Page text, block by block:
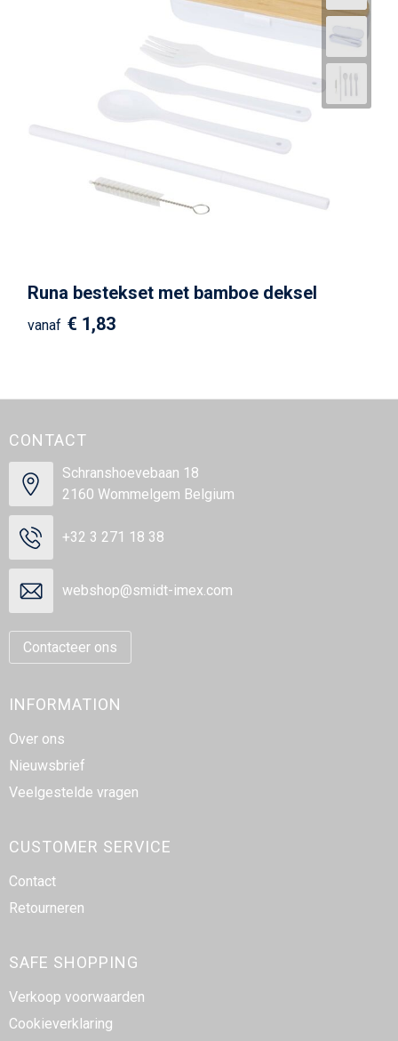
Runa bestekset met bamboe deksel
vanaf € 1,83
CONTACT
Schranshoevebaan 18
2160 Wommelgem Belgium
+32 3 271 18 38
webshop@smidt-imex.com
Contacteer ons
INFORMATION
Over ons
Nieuwsbrief
Veelgestelde vragen
CUSTOMER SERVICE
Contact
Retourneren
SAFE SHOPPING
Verkoop voorwaarden
Cookieverklaring